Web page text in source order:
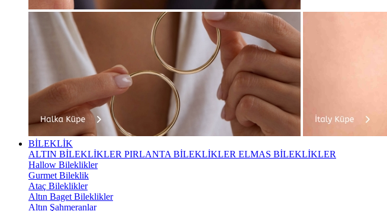
BİLEKLİK
ALTIN BİLEKLİKLER PIRLANTA BİLEKLİKLER ELMAS BİLEKLİKLER
Hallow Bileklikler
Gurmet Bileklik
Ataç Bileklikler
Altın Baget Bileklikler
Altın Şahmeranlar